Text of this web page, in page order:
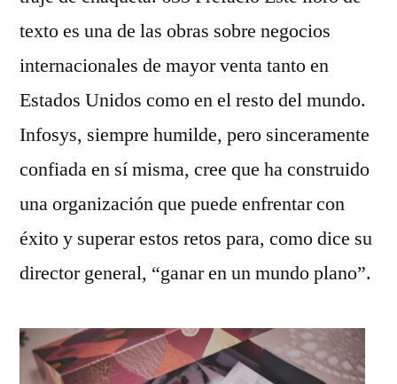
texto es una de las obras sobre negocios
internacionales de mayor venta tanto en
Estados Unidos como en el resto del mundo.
Infosys, siempre humilde, pero sinceramente
confiada en sí misma, cree que ha construido
una organización que puede enfrentar con
éxito y superar estos retos para, como dice su
director general, “ganar en un mundo plano”.